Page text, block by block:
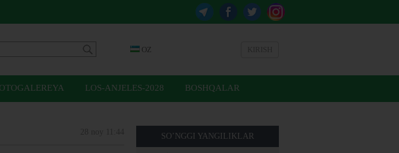
OZ
LOS-ANJELES-2028 BOSHQALAR
SO’NGGI YANGILIKLAR